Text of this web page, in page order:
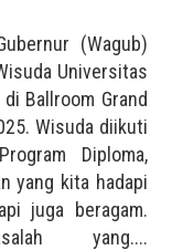
(Wagub)
Universitas
Ballroom Grand
Wisuda diikuti
Diploma,
yang kita hadapi
juga beragam.
yang....